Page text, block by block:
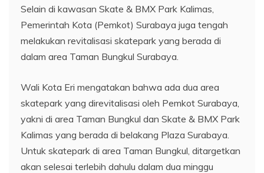
Selain di kawasan Skate & BMX Park Kalimas,
Pemerintah Kota (Pemkot) Surabaya juga tengah
melakukan revitalisasi skatepark yang berada di
dalam area Taman Bungkul Surabaya.
Wali Kota Eri mengatakan bahwa ada dua area
skatepark yang direvitalisasi oleh Pemkot Surabaya,
yakni di area Taman Bungkul dan Skate & BMX Park
Kalimas yang berada di belakang Plaza Surabaya.
Untuk skatepark di area Taman Bungkul, ditargetkan
akan selesai terlebih dahulu dalam dua minggu